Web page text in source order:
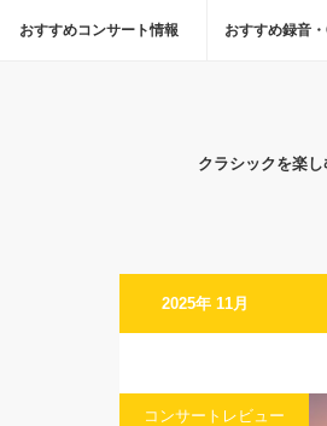
おすすめコンサート情報 おすすめ録音
クラシックを楽
2025年 11月
コンサートレビュー